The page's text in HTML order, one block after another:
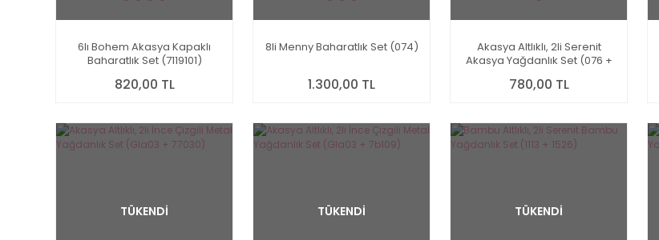
6lı Bohem Akasya Kapaklı
Baharatlık Set (7119101)
820,00 TL
8li Menny Baharatlık Set (074)
1.300,00 TL
Akasya Altlıklı, 2li Serenit
Akasya Yağdanlık Set (076 +
780,00 TL
TÜKENDİ TÜKENDİ TÜKENDİ